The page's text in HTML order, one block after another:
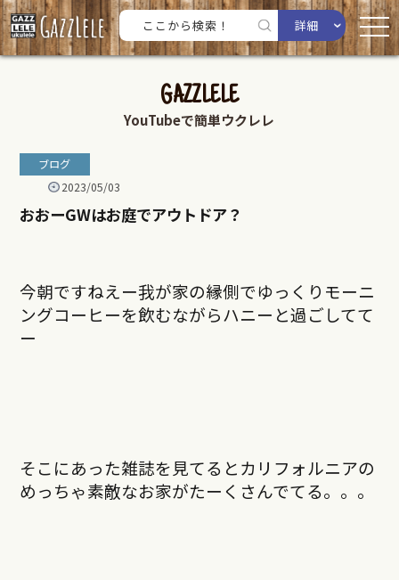
詳細
GAZZLELE
YouTubeで簡単ウクレレ
ブログ
2023/05/03
おおーGWはお庭でアウトドア？
今朝ですねえー我が家の縁側でゆっくりモーニ
ングコーヒーを飲むながらハニーと過ごしてて
ー
そこにあった雑誌を見てるとカリフォルニアの
めっちゃ素敵なお家がたーくさんでてる。。。